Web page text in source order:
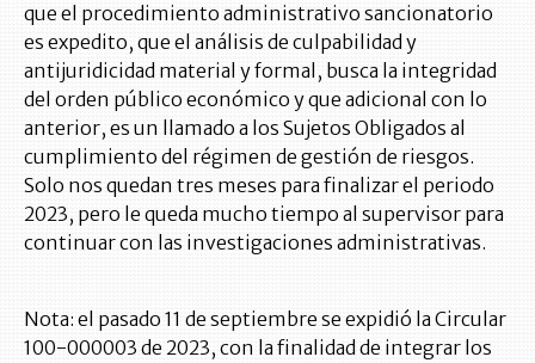
que el procedimiento administrativo sancionatorio
es expedito, que el análisis de culpabilidad y
antijuridicidad material y formal, busca la integridad
del orden público económico y que adicional con lo
anterior, es un llamado a los Sujetos Obligados al
cumplimiento del régimen de gestión de riesgos.
Solo nos quedan tres meses para finalizar el periodo
2023, pero le queda mucho tiempo al supervisor para
continuar con las investigaciones administrativas.
Nota: el pasado 11 de septiembre se expidió la Circular
100-000003 de 2023, con la finalidad de integrar los